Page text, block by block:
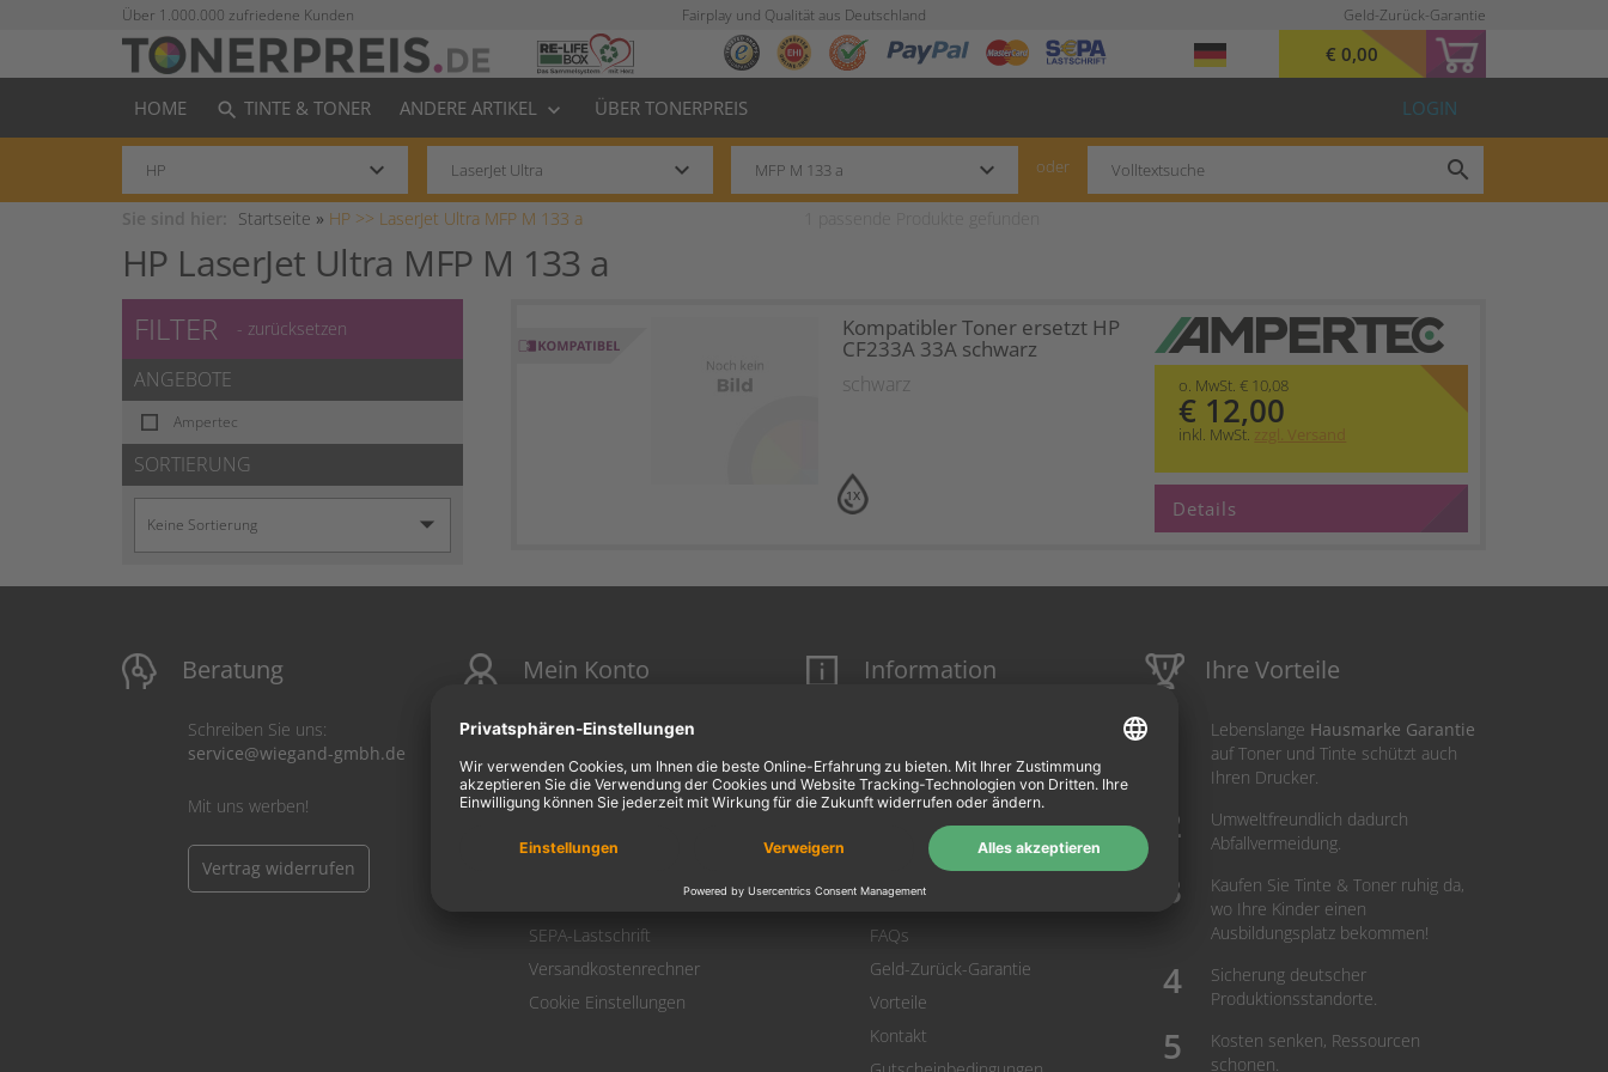
Über 1.000.000 zufriedene Kunden Fairplay und Qualität aus Deutschland Geld-Zurück-Garantie
€ 0,00
HOME search TINTE & TONER ANDERE ARTIKEL keyboard_arrow_down ÜBER TONERPREIS LOGIN
keyboard_arrow_down keyboard_arrow_down keyboard_arrow_down oder search
Startseite » HP >> LaserJet Ultra MFP M 133 a
HP LaserJet Ultra MFP M 133 a
FILTER - zurücksetzen
ANGEBOTE
Ampertec
SORTIERUNG
1X
Kompatibler Toner ersetzt HP
CF233A 33A schwarz
schwarz o. MwSt. € 10,08
€ 12,00
inkl. MwSt. zzgl. Versand
Details
Beratung
Schreiben Sie uns:
service@wiegand-gmbh.de
Mit uns werben!
Vertrag widerrufen
Mein Konto
Mein Konto
Login
Warenkorb
SEPA-Lastschrift
Versandkostenrechner
Cookie Einstellungen
Information
AGB
Datenschutz
Widerrufsbelehrung
Hausmarken-Garantie
Impressum
FAQs
Geld-Zurück-Garantie
Vorteile
Kontakt
Ihre Vorteile
Lebenslange Hausmarke Garantie
auf Toner und Tinte schützt auch
Ihren Drucker.
Umweltfreundlich dadurch
Abfallvermeidung.
Kaufen Sie Tinte & Toner ruhig da,
wo Ihre Kinder einen
Ausbildungsplatz bekommen!
Sicherung deutscher
Produktionsstandorte.
Kosten senken, Ressourcen
schonen.